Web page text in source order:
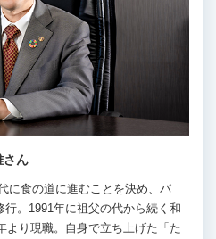
さん
に食の道に進むことを決め、パ
。1991年に祖父の代から続く和
より現職。自身で立ち上げた「た